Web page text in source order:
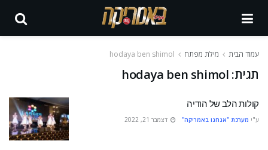
עמוד הבית מילת מפתח hodaya ben shimol
תגית: hodaya ben shimol
קולות הלב של הודיה
ע"י מערכת "אנחנו באמריקה" דצמבר 21, 2022